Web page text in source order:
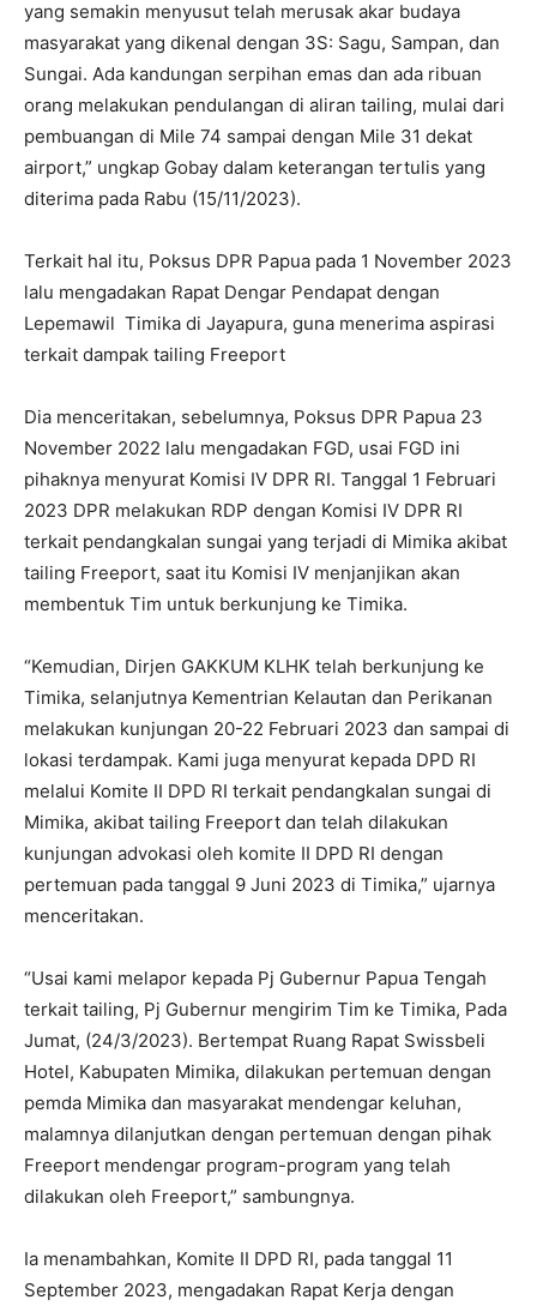
yang semakin menyusut telah merusak akar budaya
masyarakat yang dikenal dengan 3S: Sagu, Sampan, dan
Sungai. Ada kandungan serpihan emas dan ada ribuan
orang melakukan pendulangan di aliran tailing, mulai dari
pembuangan di Mile 74 sampai dengan Mile 31 dekat
airport,” ungkap Gobay dalam keterangan tertulis yang
diterima pada Rabu (15/11/2023).
Terkait hal itu, Poksus DPR Papua pada 1 November 2023
lalu mengadakan Rapat Dengar Pendapat dengan
Lepemawil Timika di Jayapura, guna menerima aspirasi
terkait dampak tailing Freeport
Dia menceritakan, sebelumnya, Poksus DPR Papua 23
November 2022 lalu mengadakan FGD, usai FGD ini
pihaknya menyurat Komisi IV DPR RI. Tanggal 1 Februari
2023 DPR melakukan RDP dengan Komisi IV DPR RI
terkait pendangkalan sungai yang terjadi di Mimika akibat
tailing Freeport, saat itu Komisi IV menjanjikan akan
membentuk Tim untuk berkunjung ke Timika.
“Kemudian, Dirjen GAKKUM KLHK telah berkunjung ke
Timika, selanjutnya Kementrian Kelautan dan Perikanan
melakukan kunjungan 20-22 Februari 2023 dan sampai di
lokasi terdampak. Kami juga menyurat kepada DPD RI
melalui Komite II DPD RI terkait pendangkalan sungai di
Mimika, akibat tailing Freeport dan telah dilakukan
kunjungan advokasi oleh komite II DPD RI dengan
pertemuan pada tanggal 9 Juni 2023 di Timika,” ujarnya
menceritakan.
“Usai kami melapor kepada Pj Gubernur Papua Tengah
terkait tailing, Pj Gubernur mengirim Tim ke Timika, Pada
Jumat, (24/3/2023). Bertempat Ruang Rapat Swissbeli
Hotel, Kabupaten Mimika, dilakukan pertemuan dengan
pemda Mimika dan masyarakat mendengar keluhan,
malamnya dilanjutkan dengan pertemuan dengan pihak
Freeport mendengar program-program yang telah
dilakukan oleh Freeport,” sambungnya.
Ia menambahkan, Komite II DPD RI, pada tanggal 11
September 2023, mengadakan Rapat Kerja dengan